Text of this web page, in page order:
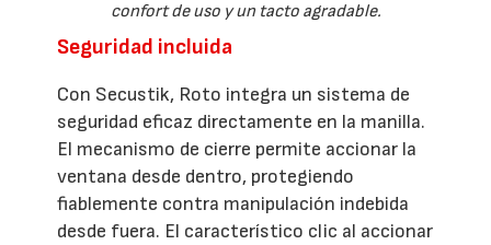
confort de uso y un tacto agradable.
Seguridad incluida
Con Secustik, Roto integra un sistema de
seguridad eficaz directamente en la manilla.
El mecanismo de cierre permite accionar la
ventana desde dentro, protegiendo
fiablemente contra manipulación indebida
desde fuera. El característico clic al accionar